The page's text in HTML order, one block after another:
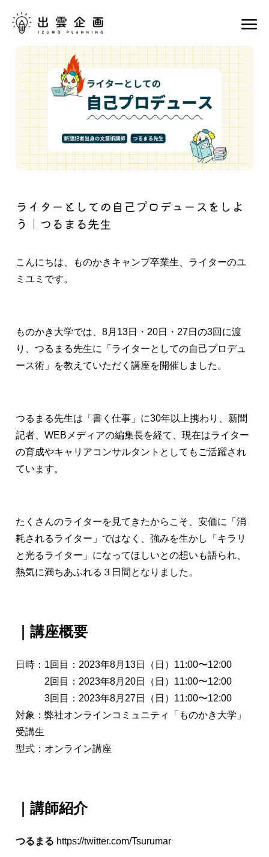
ライターとしての自己プロデュースをしよ
う｜つるまる先生
こんにちは、ものかきキャンプ卒業生、ライターのユ
ミユミです。
ものかき大学では、8月13日・20日・27日の3回に渡
り、つるまる先生に「ライターとしての自己プロデュ
ース術」を教えていただく講座を開催しました。
つるまる先生は「書く仕事」に30年以上携わり、新聞
記者、WEBメディアの編集長を経て、現在はライター
の育成やキャリアコンサルタントとしてもご活躍され
ています。
たくさんのライターを見てきたからこそ、安価に「消
耗されるライター」ではなく、強みを生かし「キラリ
と光るライター」になってほしいとの想いも語られ、
熱気に満ちあふれる３日間となりました。
｜講座概要
日時：1回目：​2023年8月13日（日）11:00〜12:00
2回目：2023年8月20日（日）11:00〜12:00
3回目：2023年8月27日（日）11:00〜12:00
対象：弊社オンラインコミュニティ「ものかき大学」
受講生
型式：オンライン講座
｜講師紹介
つるまる https://twitter.com/Tsurumar